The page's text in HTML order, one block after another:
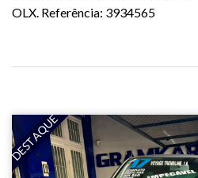
OLX. Referência: 3934565
DESTAQUE